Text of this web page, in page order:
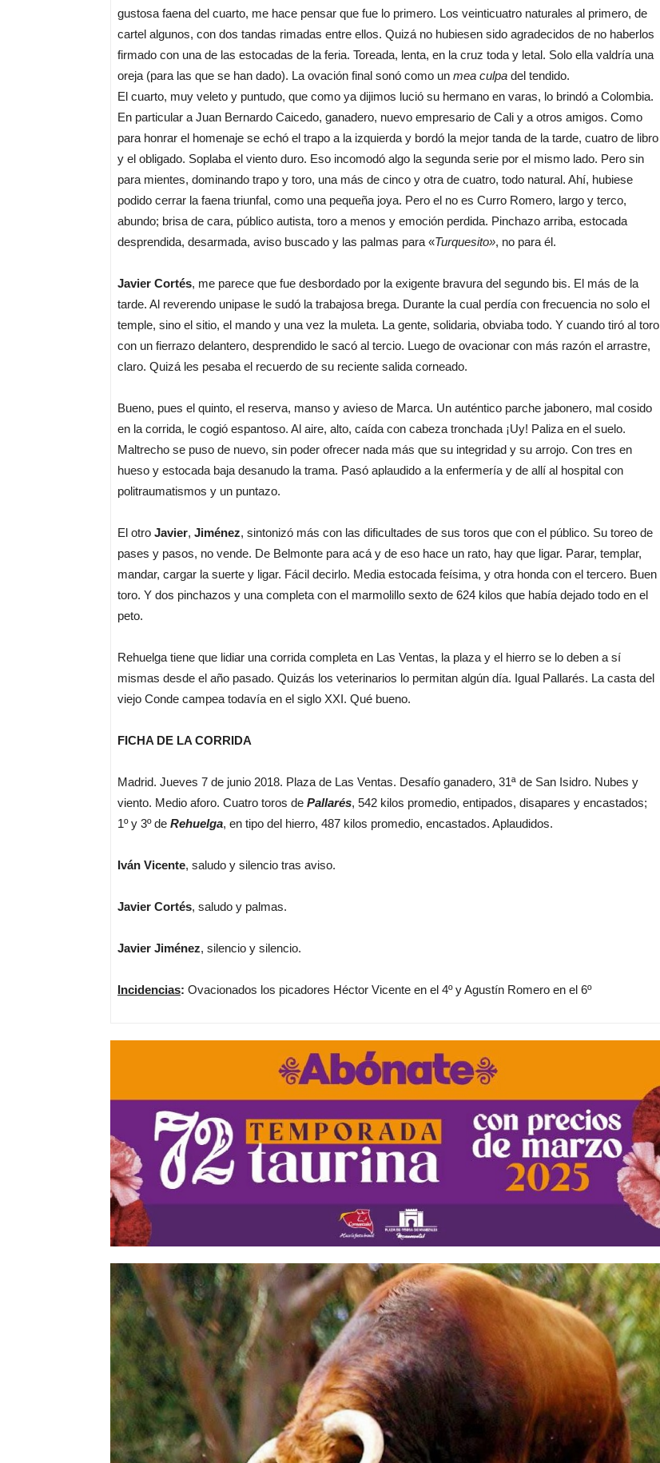
gustosa faena del cuarto, me hace pensar que fue lo primero. Los veinticuatro naturales al primero, de
cartel algunos, con dos tandas rimadas entre ellos. Quizá no hubiesen sido agradecidos de no haberlos
firmado con una de las estocadas de la feria. Toreada, lenta, en la cruz toda y letal. Solo ella valdría una
oreja (para las que se han dado). La ovación final sonó como un mea culpa del tendido.
El cuarto, muy veleto y puntudo, que como ya dijimos lució su hermano en varas, lo brindó a Colombia.
En particular a Juan Bernardo Caicedo, ganadero, nuevo empresario de Cali y a otros amigos. Como
para honrar el homenaje se echó el trapo a la izquierda y bordó la mejor tanda de la tarde, cuatro de libro
y el obligado. Soplaba el viento duro. Eso incomodó algo la segunda serie por el mismo lado. Pero sin
para mientes, dominando trapo y toro, una más de cinco y otra de cuatro, todo natural. Ahí, hubiese
podido cerrar la faena triunfal, como una pequeña joya. Pero el no es Curro Romero, largo y terco,
abundo; brisa de cara, público autista, toro a menos y emoción perdida. Pinchazo arriba, estocada
desprendida, desarmada, aviso buscado y las palmas para «Turquesito», no para él.
Javier Cortés, me parece que fue desbordado por la exigente bravura del segundo bis. El más de la
tarde. Al reverendo unipase le sudó la trabajosa brega. Durante la cual perdía con frecuencia no solo el
temple, sino el sitio, el mando y una vez la muleta. La gente, solidaria, obviaba todo. Y cuando tiró al toro
con un fierrazo delantero, desprendido le sacó al tercio. Luego de ovacionar con más razón el arrastre,
claro. Quizá les pesaba el recuerdo de su reciente salida corneado.
Bueno, pues el quinto, el reserva, manso y avieso de Marca. Un auténtico parche jabonero, mal cosido
en la corrida, le cogió espantoso. Al aire, alto, caída con cabeza tronchada ¡Uy! Paliza en el suelo.
Maltrecho se puso de nuevo, sin poder ofrecer nada más que su integridad y su arrojo. Con tres en
hueso y estocada baja desanudo la trama. Pasó aplaudido a la enfermería y de allí al hospital con
politraumatismos y un puntazo.
El otro Javier, Jiménez, sintonizó más con las dificultades de sus toros que con el público. Su toreo de
pases y pasos, no vende. De Belmonte para acá y de eso hace un rato, hay que ligar. Parar, templar,
mandar, cargar la suerte y ligar. Fácil decirlo. Media estocada feísima, y otra honda con el tercero. Buen
toro. Y dos pinchazos y una completa con el marmolillo sexto de 624 kilos que había dejado todo en el
peto.
Rehuelga tiene que lidiar una corrida completa en Las Ventas, la plaza y el hierro se lo deben a sí
mismas desde el año pasado. Quizás los veterinarios lo permitan algún día. Igual Pallarés. La casta del
viejo Conde campea todavía en el siglo XXI. Qué bueno.
FICHA DE LA CORRIDA
Madrid. Jueves 7 de junio 2018. Plaza de Las Ventas. Desafío ganadero, 31ª de San Isidro. Nubes y
viento. Medio aforo. Cuatro toros de Pallarés, 542 kilos promedio, entipados, disapares y encastados;
1º y 3º de Rehuelga, en tipo del hierro, 487 kilos promedio, encastados. Aplaudidos.
Iván Vicente, saludo y silencio tras aviso.
Javier Cortés, saludo y palmas.
Javier Jiménez, silencio y silencio.
Incidencias: Ovacionados los picadores Héctor Vicente en el 4º y Agustín Romero en el 6º